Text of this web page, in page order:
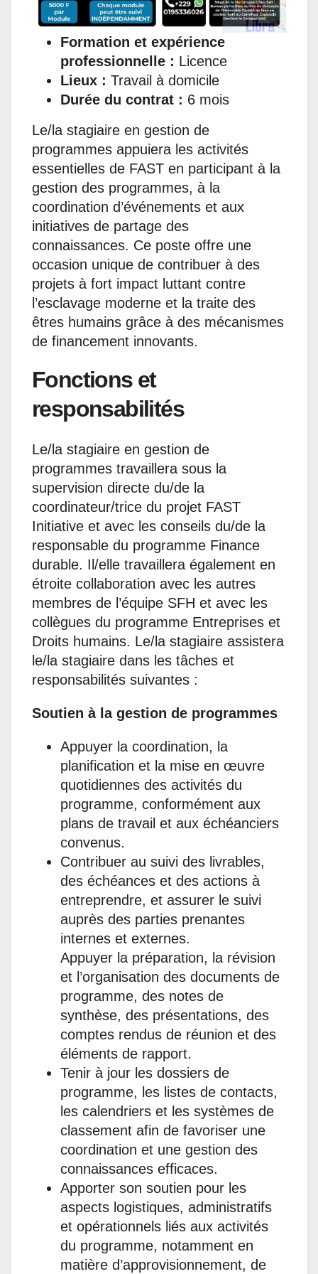
Formation et expérience
professionnelle : Licence
Lieux : Travail à domicile
Durée du contrat : 6 mois
Le/la stagiaire en gestion de
programmes appuiera les activités
essentielles de FAST en participant à la
gestion des programmes, à la
coordination d’événements et aux
initiatives de partage des
connaissances. Ce poste offre une
occasion unique de contribuer à des
projets à fort impact luttant contre
l’esclavage moderne et la traite des
êtres humains grâce à des mécanismes
de financement innovants.
Fonctions et
responsabilités
Le/la stagiaire en gestion de
programmes travaillera sous la
supervision directe du/de la
coordinateur/trice du projet FAST
Initiative et avec les conseils du/de la
responsable du programme Finance
durable. Il/elle travaillera également en
étroite collaboration avec les autres
membres de l’équipe SFH et avec les
collègues du programme Entreprises et
Droits humains. Le/la stagiaire assistera
le/la stagiaire dans les tâches et
responsabilités suivantes :
Soutien à la gestion de programmes
Appuyer la coordination, la
planification et la mise en œuvre
quotidiennes des activités du
programme, conformément aux
plans de travail et aux échéanciers
convenus.
Contribuer au suivi des livrables,
des échéances et des actions à
entreprendre, et assurer le suivi
auprès des parties prenantes
internes et externes.
Appuyer la préparation, la révision
et l’organisation des documents de
programme, des notes de
synthèse, des présentations, des
comptes rendus de réunion et des
éléments de rapport.
Tenir à jour les dossiers de
programme, les listes de contacts,
les calendriers et les systèmes de
classement afin de favoriser une
coordination et une gestion des
connaissances efficaces.
Apporter son soutien pour les
aspects logistiques, administratifs
et opérationnels liés aux activités
du programme, notamment en
matière d’approvisionnement, de